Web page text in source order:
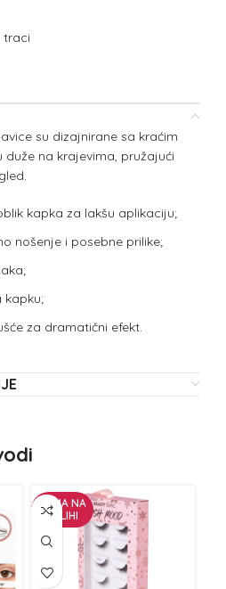
traci
su dizajnirane sa kraćim
na krajevima, pružajući
kapka za lakšu aplikaciju;
nošenje i posebne prilike;
kapku;
za dramatični efekt.
NEMA NA
ZALIHI